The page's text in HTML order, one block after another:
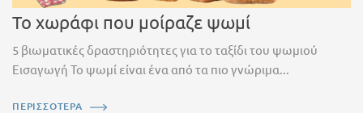
Το χωράφι που μοίραζε ψωμί
5 βιωματικές δραστηριότητες για το ταξίδι του ψωμιού
Εισαγωγή Το ψωμί είναι ένα από τα πιο γνώριμα...
ΠΕΡΙΣΣΟΤΕΡΑ